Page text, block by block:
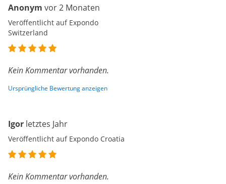
Anonym vor 2 Monaten
Veröffentlicht auf Expondo
Switzerland
Kein Kommentar vorhanden.
Ursprüngliche Bewertung anzeigen
Igor letztes Jahr
Veröffentlicht auf Expondo Croatia
Kein Kommentar vorhanden.